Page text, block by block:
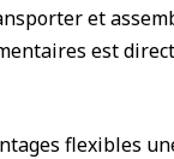
et
est
flexibles